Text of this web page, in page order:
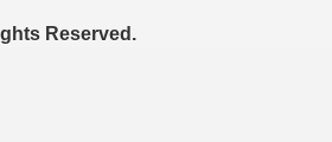
Reserved.